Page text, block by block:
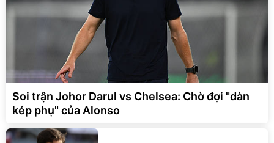
Soi trận Johor Darul vs Chelsea: Chờ đợi "dàn
kép phụ" của Alonso